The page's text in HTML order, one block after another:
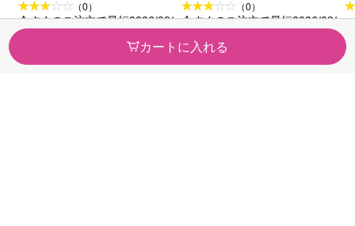
カートに入れる
１５０ｍｌ 資生堂 (医薬
部外品)
（0）
今すぐのご注文で最短2026/08/
用） １５０ｍｌ 資生堂
(医薬部外品)
（0）
今すぐのご注文で最短2026/08/